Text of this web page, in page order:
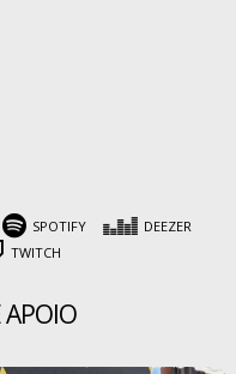
SPOTIFY
DEEZER
TWITCH
APOIO